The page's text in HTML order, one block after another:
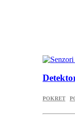
POKRET